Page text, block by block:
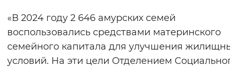
«В 2024 году 2 646 амурских семей
воспользовались средствами материнского
семейного капитала для улучшения
условий. На эти цели Отделением